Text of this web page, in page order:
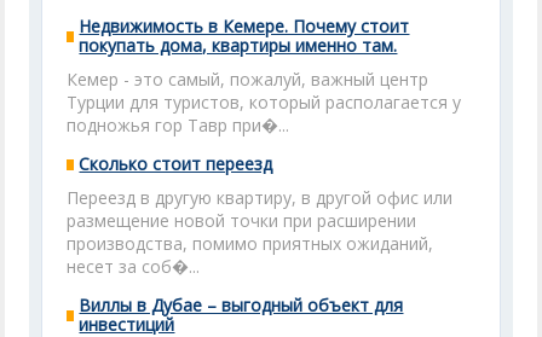
Недвижимость в Кемере. Почему стоит
покупать дома, квартиры именно там.
Кемер - это самый, пожалуй, важный центр
Турции для туристов, который располагается у
подножья гор Тавр при�...
Сколько стоит переезд
Переезд в другую квартиру, в другой офис или
размещение новой точки при расширении
производства, помимо приятных ожиданий,
несет за соб�...
Виллы в Дубае – выгодный объект для
инвестиций